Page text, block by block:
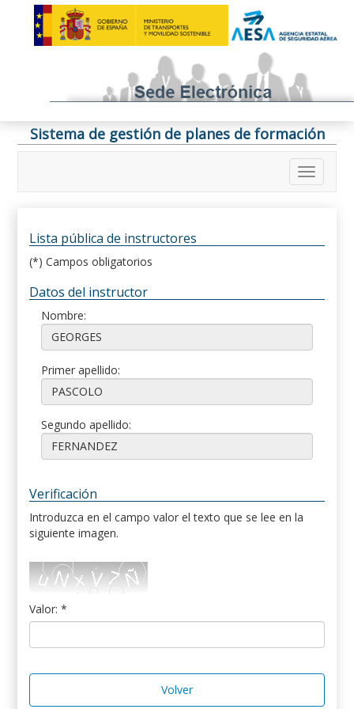
Sistema de gestión de planes de formación
Lista pública de instructores
(*) Campos obligatorios
Datos del instructor
Nombre:
Primer apellido:
Segundo apellido:
Verificación
Introduzca en el campo valor el texto que se lee en la
siguiente imagen.
Valor: *
Volver